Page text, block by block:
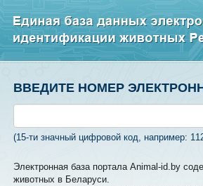
ВВЕДИТЕ НОМЕР
(15-ти значный цифровой код, например:
Электронная база портала Animal-id.by
животных в Беларуси.